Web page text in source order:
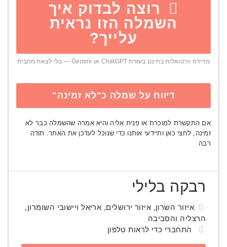
רוצה לבדוק איך
השמלה הזו נראית
עלייך?
מדידה וירטואלית בחינם בעזרת ChatGPT או Gemini — בלי לצאת מהבית
דיווח על שמלה כ"לא זמינה"
אם התקשרת למוכרת או פנית אליה והיא אמרה שהשמלה כבר לא
זמינה, לחצי כאן ותיידעי אותנו כדי שנוכל לעדכן את האתר. תודה
רבה
רבקה בלילי
איזור השרון, איזור ירושלים, אריאל ויישובי השומרון,
הרצליה והסביבה
התחברי כדי לראות טלפון